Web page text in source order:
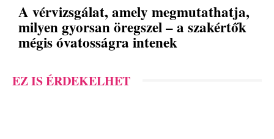
A vérvizsgálat, amely megmutathatja,
milyen gyorsan öregszel – a szakértők
mégis óvatosságra intenek
EZ IS ÉRDEKELHET